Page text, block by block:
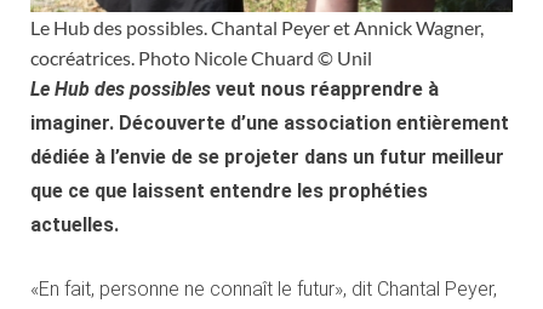
Le Hub des possibles. Chantal Peyer et Annick Wagner,
cocréatrices. Photo Nicole Chuard © Unil
Le Hub des possibles veut nous réapprendre à
imaginer. Découverte d’une association entièrement
dédiée à l’envie de se projeter dans un futur meilleur
que ce que laissent entendre les prophéties
actuelles.
«En fait, personne ne connaît le futur», dit Chantal Peyer,